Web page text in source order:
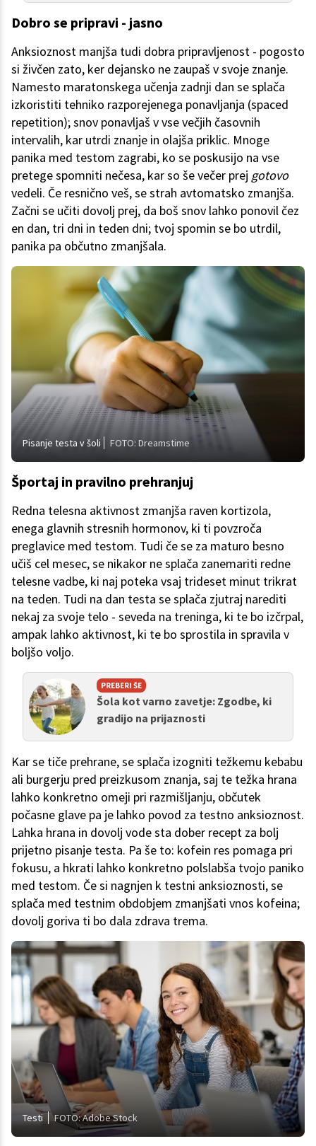
Dobro se pripravi - jasno
Anksioznost manjša tudi dobra pripravljenost - pogosto
si živčen zato, ker dejansko ne zaupaš v svoje znanje.
Namesto maratonskega učenja zadnji dan se splača
izkoristiti tehniko razporejenega ponavljanja (spaced
repetition); snov ponavljaš v vse večjih časovnih
intervalih, kar utrdi znanje in olajša priklic. Mnoge
panika med testom zagrabi, ko se poskusijo na vse
pretege spomniti nečesa, kar so še večer prej gotovo
vedeli. Če resnično veš, se strah avtomatsko zmanjša.
Začni se učiti dovolj prej, da boš snov lahko ponovil čez
en dan, tri dni in teden dni; tvoj spomin se bo utrdil,
panika pa občutno zmanjšala.
Pisanje testa v šoli FOTO: Dreamstime
Športaj in pravilno prehranjuj
Redna telesna aktivnost zmanjša raven kortizola,
enega glavnih stresnih hormonov, ki ti povzroča
preglavice med testom. Tudi če se za maturo besno
učiš cel mesec, se nikakor ne splača zanemariti redne
telesne vadbe, ki naj poteka vsaj trideset minut trikrat
na teden. Tudi na dan testa se splača zjutraj narediti
nekaj za svoje telo - seveda na treninga, ki te bo izčrpal,
ampak lahko aktivnost, ki te bo sprostila in spravila v
boljšo voljo.
PREBERI ŠE
Šola kot varno zavetje: Zgodbe, ki
gradijo na prijaznosti
Kar se tiče prehrane, se splača izogniti težkemu kebabu
ali burgerju pred preizkusom znanja, saj te težka hrana
lahko konkretno omeji pri razmišljanju, občutek
počasne glave pa je lahko povod za testno anksioznost.
Lahka hrana in dovolj vode sta dober recept za bolj
prijetno pisanje testa. Pa še to: kofein res pomaga pri
fokusu, a hkrati lahko konkretno polslabša tvojo paniko
med testom. Če si nagnjen k testni anksioznosti, se
splača med testnim obdobjem zmanjšati vnos kofeina;
dovolj goriva ti bo dala zdrava trema.
Testi FOTO: Adobe Stock